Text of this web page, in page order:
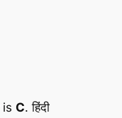
is C. हिंदी